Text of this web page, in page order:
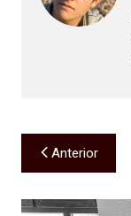
Navegación
de
entradas
Anterior